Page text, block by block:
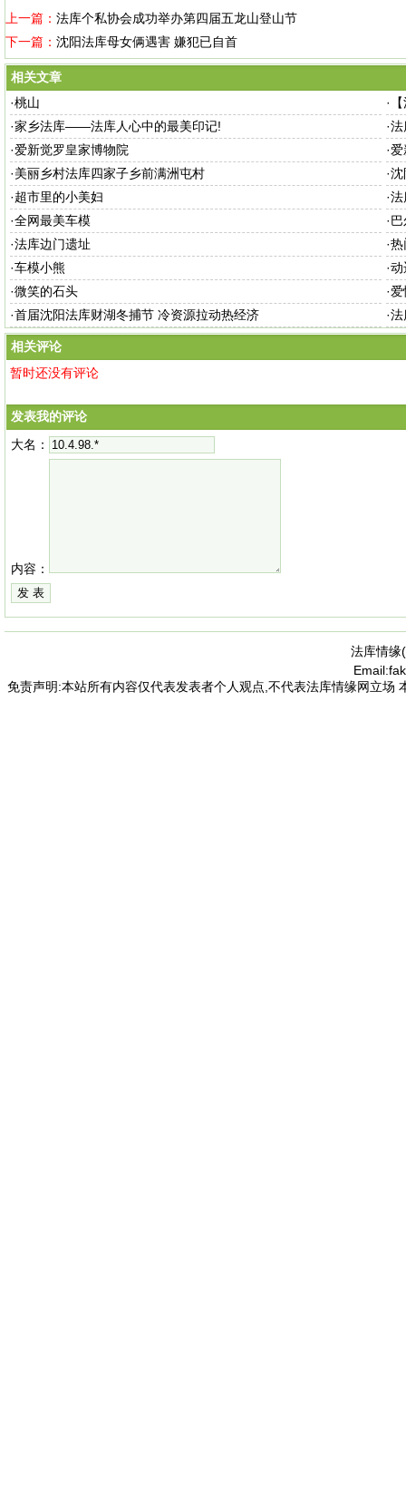
上一篇： 法库个私协会成功举办第四届五龙山登山节
下一篇： 沈阳法库母女俩遇害 嫌犯已自首
相关文章
·桃山 ·
·家乡法库——法库人心中的最美印记! ·法
·爱新觉罗皇家博物院 ·爱
·美丽乡村法库四家子乡前满洲屯村 ·沈
·超市里的小美妇 ·法
·全网最美车模 ·
·法库边门遗址 ·热
·车模小熊 ·动
·微笑的石头 ·爱
·首届沈阳法库财湖冬捕节 冷资源拉动热经济 ·法
相关评论
暂时还没有评论
发表我的评论
大名：
内容：
法库情缘(
免责声明:本站所有内容仅代表发表者个人观点,不代表法库情缘网立